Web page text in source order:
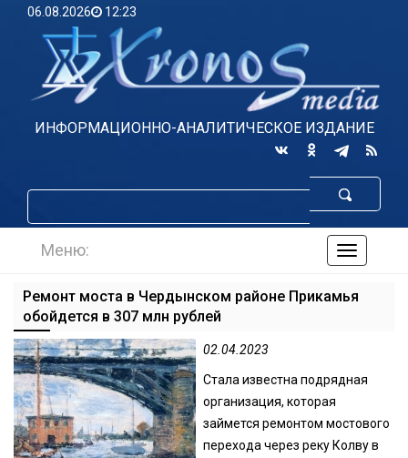
06.08.2026 12:23
ИНФОРМАЦИОННО-АНАЛИТИЧЕСКОЕ ИЗДАНИЕ
по
Меню:
Ремонт моста в Чердынском районе Прикамья
обойдется в 307 млн рублей
02.04.2023
Стала известна подрядная
организация, которая
займется ремонтом мостового
перехода через реку Колву в